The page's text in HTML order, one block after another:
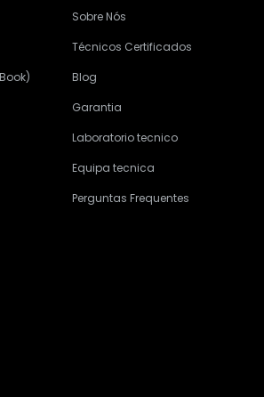
Sobre Nós
Técnicos Certificados
Blog
Garantia
Laboratorio tecnico
Equipa tecnica
Perguntas Frequentes